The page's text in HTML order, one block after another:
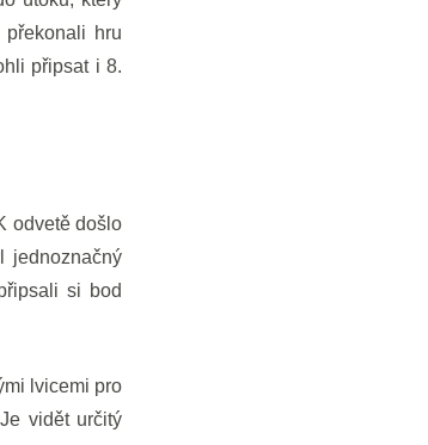
hru
připsat i 8.
odvetě došlo
jednoznačný
si bod
lvicemi pro
vidět určitý